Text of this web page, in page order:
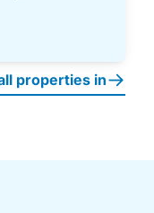
properties in